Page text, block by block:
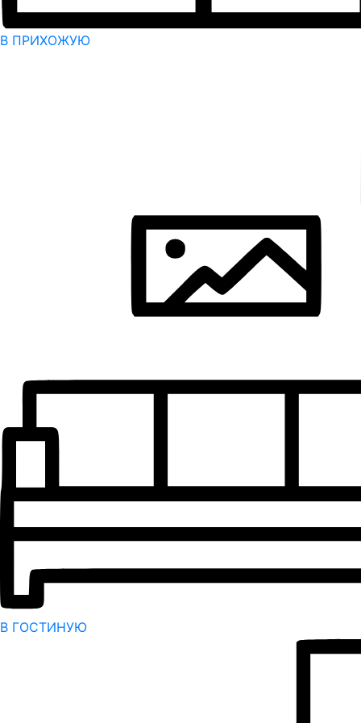
В ПРИХОЖУЮ
В ГОСТИНУЮ